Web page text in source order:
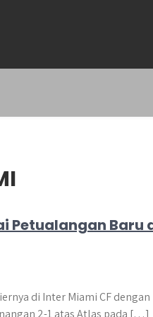
Petualangan Baru
di Inter Miami CF dengan
2-1 atas Atlas pada […]